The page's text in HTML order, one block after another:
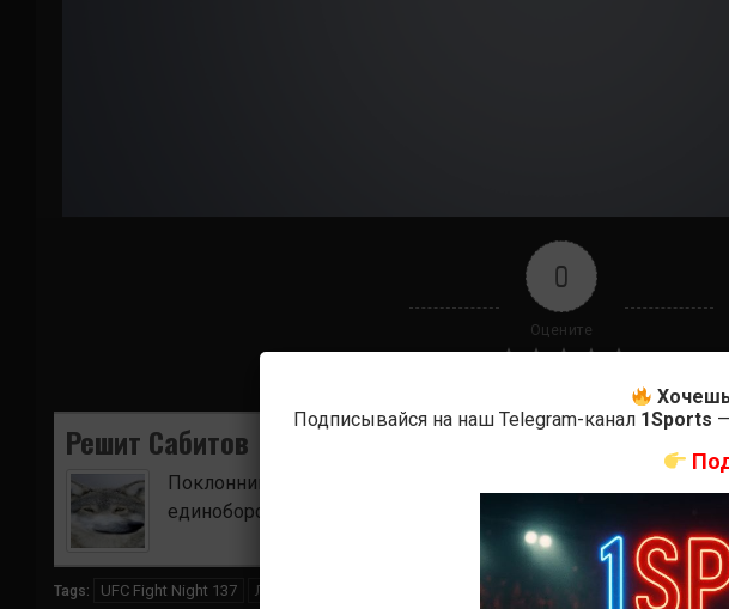
0
Оцените
Решит Сабитов
Поклонник боевых искусств. Ищу для вас самые лучшие и
единоборств.
Tags: UFC Fight Night 137 Луиджи Вендрамини Элизеу Залески Дос Сантос
Подписывайся на наш Telegram-канал 1Sports